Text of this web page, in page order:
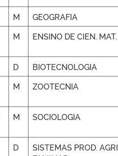
M
GEOGRAFIA
M ENSINO DE CIEN. MAT.
D
BIOTECNOLOGIA
M ZOOTECNIA
M SOCIOLOGIA
D
SISTEMAS PROD.